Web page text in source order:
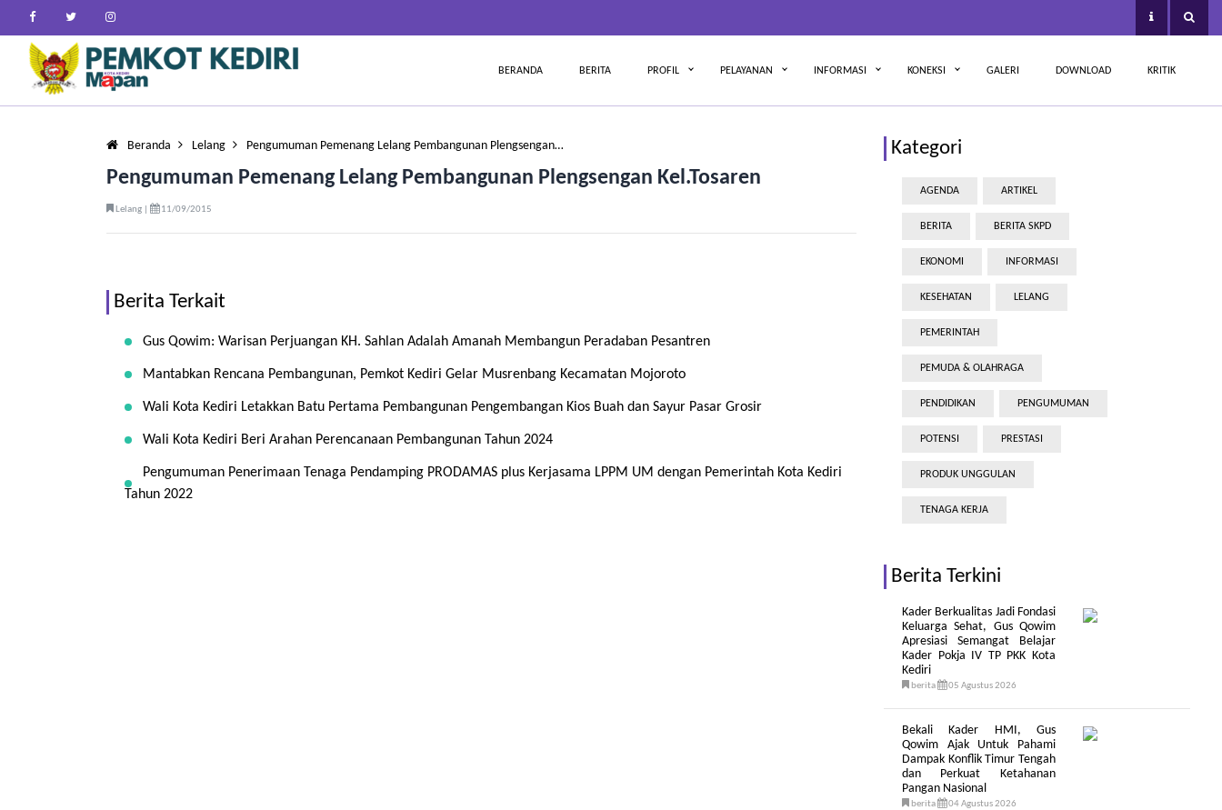
BERANDA BERITA PROFIL PELAYANAN INFORMASI KONEKSI GALERI DOWNLOAD KRITIK
Beranda Lelang Pengumuman Pemenang Lelang Pembangunan Plengsengan…
Pengumuman Pemenang Lelang Pembangunan Plengsengan Kel.Tosaren
Lelang | 11/09/2015
Berita Terkait
Gus Qowim: Warisan Perjuangan KH. Sahlan Adalah Amanah Membangun Peradaban Pesantren
Mantabkan Rencana Pembangunan, Pemkot Kediri Gelar Musrenbang Kecamatan Mojoroto
Wali Kota Kediri Letakkan Batu Pertama Pembangunan Pengembangan Kios Buah dan Sayur Pasar Grosir
Wali Kota Kediri Beri Arahan Perencanaan Pembangunan Tahun 2024
Pengumuman Penerimaan Tenaga Pendamping PRODAMAS plus Kerjasama LPPM UM dengan Pemerintah Kota Kediri
Tahun 2022
Kategori
AGENDA ARTIKEL
BERITA BERITA SKPD
EKONOMI INFORMASI
KESEHATAN LELANG
PEMERINTAH
PEMUDA & OLAHRAGA
PENDIDIKAN PENGUMUMAN
POTENSI PRESTASI
PRODUK UNGGULAN
TENAGA KERJA
Berita Terkini
Kader Berkualitas Jadi Fondasi
Keluarga Sehat, Gus Qowim
Apresiasi Semangat Belajar
Kader Pokja IV TP PKK Kota
Kediri
berita 05 Agustus 2026
Bekali Kader HMI, Gus
Qowim Ajak Untuk Pahami
Dampak Konflik Timur Tengah
dan Perkuat Ketahanan
Pangan Nasional
berita 04 Agustus 2026